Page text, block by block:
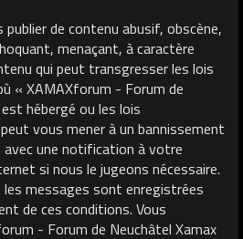
publier de contenu abusif, obscène,
menaçant, à caractère
qui peut transgresser les lois
« XAMAXforum - Forum de
hébergé ou les lois
vous mener à un bannissement
une notification à votre
si nous le jugeons nécessaire.
messages sont enregistrées
de ces conditions. Vous
- Forum de Neuchâtel Xamax